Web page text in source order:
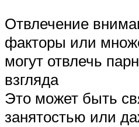
Отвлечение
факторы или
могут отвлечь
взгляда
Это может быть
занятостью или